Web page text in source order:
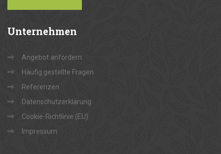
Unternehmen
Angebot anfordern
Häufig gestellte Fragen
Referenzen
Datenschutzerklärung
Cookie-Richtlinie (EU)
Impressum